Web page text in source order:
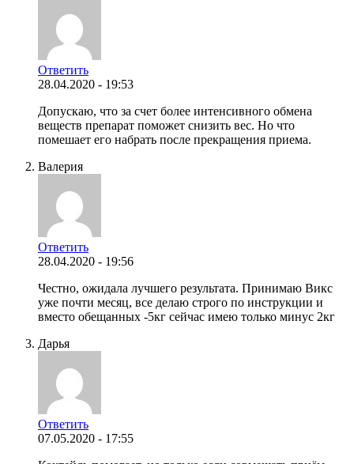
Ответить
28.04.2020 - 19:53
Допускаю, что за счет более интенсивного обмена
веществ препарат поможет снизить вес. Но что
помешает его набрать после прекращения приема.
Валерия
Ответить
28.04.2020 - 19:56
Честно, ожидала лучшего результата. Принимаю Викс
уже почти месяц, все делаю строго по инструкции и
вместо обещанных -5кг сейчас имею только минус 2кг
Дарья
Ответить
07.05.2020 - 17:55